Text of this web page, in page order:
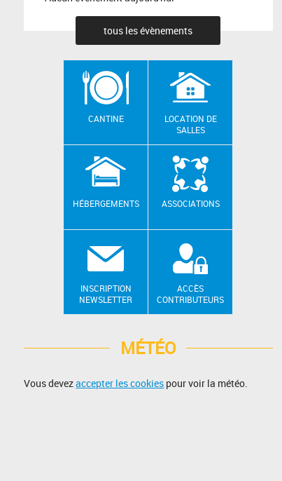
tous les évènements
CANTINE
LOCATION DE
SALLES
HÉBERGEMENTS ASSOCIATIONS
INSCRIPTION
NEWSLETTER
ACCÈS
CONTRIBUTEURS
MÉTÉO
Vous devezaccepter les cookies pour voir la météo.